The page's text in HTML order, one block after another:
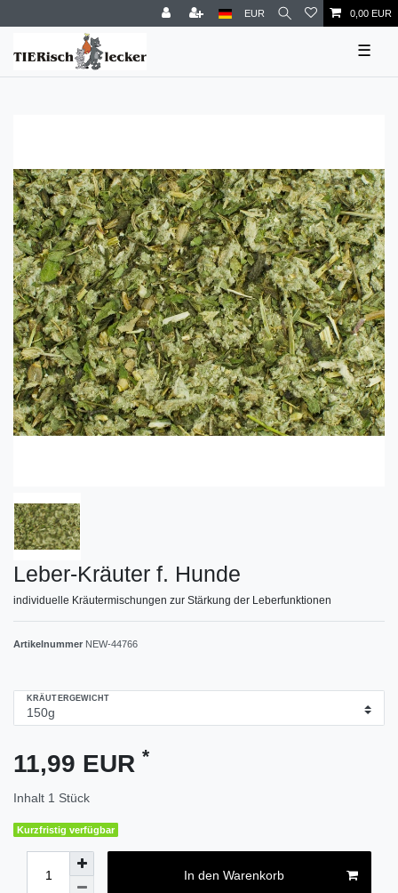
EUR 0,00 EUR
☰
Leber-Kräuter f. Hunde
individuelle Kräutermischungen zur Stärkung der Leberfunktionen
Artikelnummer NEW-44766
KRÄUTERGEWICHT
11,99 EUR *
Inhalt 1 Stück
Kurzfristig verfügbar
In den Warenkorb